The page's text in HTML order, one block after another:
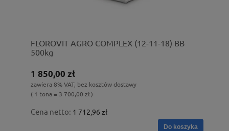
FLOROVIT AGRO COMPLEX (12-11-18) BB
500kg
1 850,00 zł
zawiera 8% VAT, bez kosztów dostawy
( 1 tona = 3 700,00 zł )
Cena netto: 1 712,96 zł
Do koszyka